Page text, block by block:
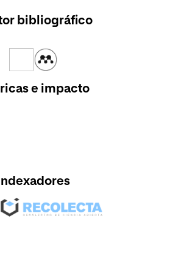
bibliográfico
e impacto
Indexadores